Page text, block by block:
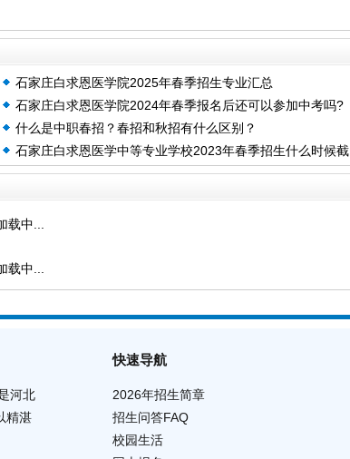
石家庄白求恩医学院2025年春季招生专业汇总
石家庄白求恩医学院2024年春季报名后还可以参加中考吗?
什么是中职春招？春招和秋招有什么区别？
石家庄白求恩医学中等专业学校2023年春季招生什么时候截
止？
载中...
载中...
河北
精湛
快速导航
2026年招生简章
招生问答FAQ
校园生活